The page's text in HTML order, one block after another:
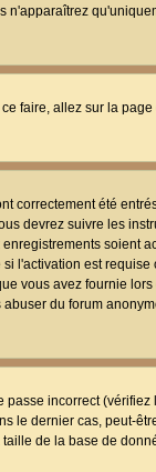
n'apparaîtrez
faire, allez sur la
correctement été
devrez suivre les
soient
l'activation est
vous avez fournie
du forum
incorrect
le dernier cas, peut-
de la base de